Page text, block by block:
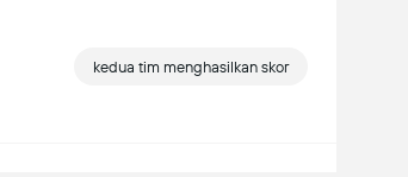
kedua tim menghasilkan skor